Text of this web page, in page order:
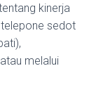
kinerja
sedot
melalui